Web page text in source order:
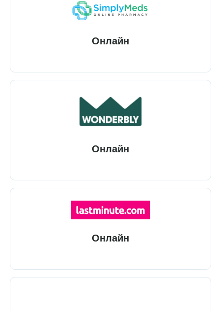
Онлайн
Онлайн
Онлайн